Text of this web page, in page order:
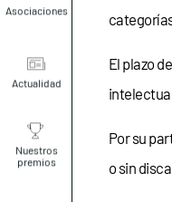
Asociaciones
Actualidad
Nuestros
premios
El plazo
Por su
o sin